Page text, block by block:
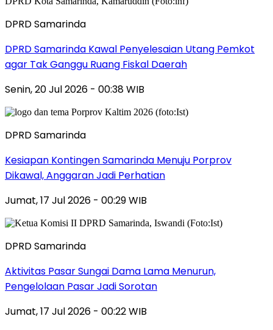
DPRD Samarinda
DPRD Samarinda Kawal Penyelesaian Utang Pemkot
agar Tak Ganggu Ruang Fiskal Daerah
Senin, 20 Jul 2026 - 00:38 WIB
DPRD Samarinda
Kesiapan Kontingen Samarinda Menuju Porprov
Dikawal, Anggaran Jadi Perhatian
Jumat, 17 Jul 2026 - 00:29 WIB
DPRD Samarinda
Aktivitas Pasar Sungai Dama Lama Menurun,
Pengelolaan Pasar Jadi Sorotan
Jumat, 17 Jul 2026 - 00:22 WIB